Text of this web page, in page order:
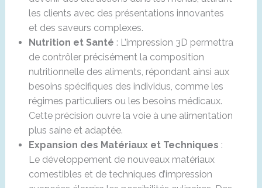
les clients avec des présentations innovantes
et des saveurs complexes.
Nutrition et Santé : L’impression 3D permettra
de contrôler précisément la composition
nutritionnelle des aliments, répondant ainsi aux
besoins spécifiques des individus, comme les
régimes particuliers ou les besoins médicaux.
Cette précision ouvre la voie à une alimentation
plus saine et adaptée.
Expansion des Matériaux et Techniques :
Le développement de nouveaux matériaux
comestibles et de techniques d’impression